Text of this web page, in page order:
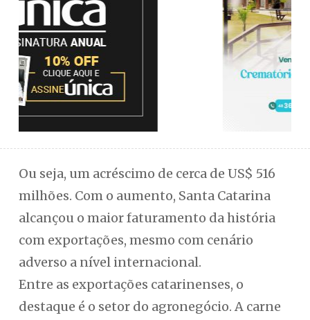
Ou seja, um acréscimo de cerca de US$ 516
milhões. Com o aumento, Santa Catarina
alcançou o maior faturamento da história
com exportações, mesmo com cenário
adverso a nível internacional.
Entre as exportações catarinenses, o
destaque é o setor do agronegócio. A carne